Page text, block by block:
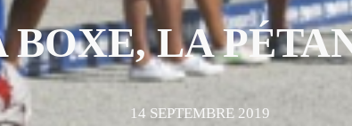
BOXE, LA
14 SEPTEMBRE 2019